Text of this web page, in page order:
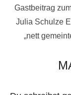
Gastbeitrag
Julia Schulze
„nett